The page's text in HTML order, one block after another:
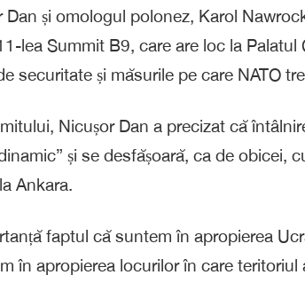
Dan și omologul polonez, Karol
lea Summit B9, care are loc la
securitate și măsurile pe care NATO
Nicușor Dan a precizat că
și se desfășoară, ca de obicei,
Ankara.
faptul că suntem în apropierea
în apropierea locurilor în care